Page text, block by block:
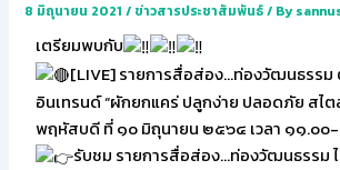
8 มิถุนายน 2021/ ข่าวสารประชาสัมพันธ์/ By
เตรียมพบกับ
[LIVE] รายการสื่อส่อง…ท่องวัฒนธรรม
อินเทรนด์ “ผักยกแคร่ ปลูกง่าย ปลอดภัย สไต
พฤหัสบดี ที่ ๑๐ มิถุนายน ๒๕๖๔ เวลา ๑๑.๐๐
รับชม รายการสื่อส่อง…ท่องวัฒนธรรม